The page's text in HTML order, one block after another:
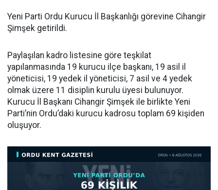
Yeni Parti Ordu Kurucu İl Başkanlığı görevine Cihangir
Şimşek getirildi.
Paylaşılan kadro listesine göre teşkilat
yapılanmasında 19 kurucu ilçe başkanı, 19 asil il
yöneticisi, 19 yedek il yöneticisi, 7 asil ve 4 yedek
olmak üzere 11 disiplin kurulu üyesi bulunuyor.
Kurucu İl Başkanı Cihangir Şimşek ile birlikte Yeni
Parti’nin Ordu’daki kurucu kadrosu toplam 69 kişiden
oluşuyor.